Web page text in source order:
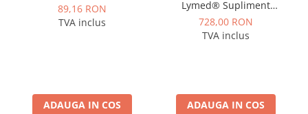
89,16 RON
TVA inclus
ADAUGA IN COS
Lymed® Supliment
Premium cu enzime
pancreatice pentru câini și
728,00 RON
TVA inclus
ADAUGA IN COS